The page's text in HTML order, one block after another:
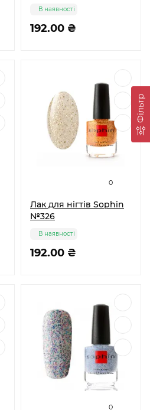
Фільтр
192.00 ₴
В наявності
0
Лак для нігтів Sophin
№326
192.00 ₴
В наявності
0